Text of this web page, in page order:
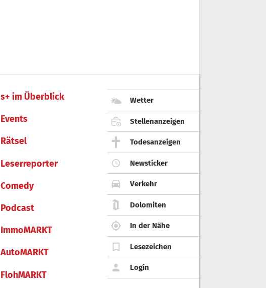
s+ im Überblick
Events
Rätsel
Leserreporter
Comedy
Podcast
ImmoMARKT
AutoMARKT
FlohMARKT
Wetter
Stellenanzeigen
Todesanzeigen
Newsticker
Verkehr
Dolomiten
In der Nähe
Lesezeichen
Login